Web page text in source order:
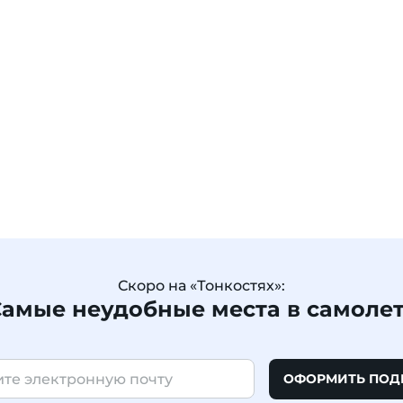
Скоро на «Тонкостях»:
неудобные места в
ОФОРМИТЬ